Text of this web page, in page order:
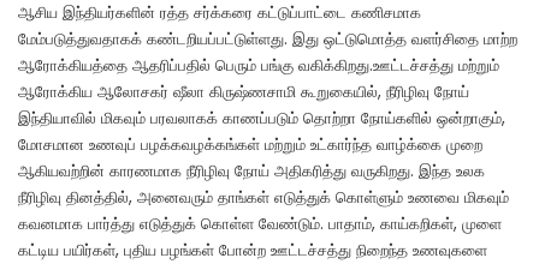
ஆசிய இந்தியர்களின் ரத்த சர்க்கரை கட்டுப்பாட்டை கணிசமாக
மேம்படுத்துவதாகக் கண்டறியப்பட்டுள்ளது. இது ஒட்டுமொத்த வளர்சிதை மாற்ற
ஆரோக்கியத்தை ஆதரிப்பதில் பெரும் பங்கு வகிக்கிறது.ஊட்டச்சத்து மற்றும்
ஆரோக்கிய ஆலோசகர் ஷீலா கிருஷ்ணசாமி கூறுகையில், நீரிழிவு நோய்
இந்தியாவில் மிகவும் பரவலாகக் காணப்படும் தொற்றா நோய்களில் ஒன்றாகும்,
மோசமான உணவுப் பழக்கவழக்கங்கள் மற்றும் உட்கார்ந்த வாழ்க்கை முறை
ஆகியவற்றின் காரணமாக நீரிழிவு நோய் அதிகரித்து வருகிறது. இந்த உலக
நீரிழிவு தினத்தில், அனைவரும் தாங்கள் எடுத்துக் கொள்ளும் உணவை மிகவும்
கவனமாக பார்த்து எடுத்துக் கொள்ள வேண்டும். பாதாம், காய்கறிகள், முளை
கட்டிய பயிர்கள், புதிய பழங்கள் போன்ற ஊட்டச்சத்து நிறைந்த உணவுகளை